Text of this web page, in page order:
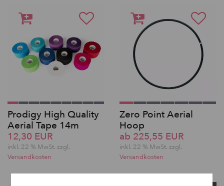
Prodigy High Quality
Aerial Tape 14m
12,30 EUR
inkl. 22 % MwSt. zzgl.
Versandkosten
Zero Point Aerial
Hoop
ab 225,55 EUR
inkl. 22 % MwSt. zzgl.
Versandkosten